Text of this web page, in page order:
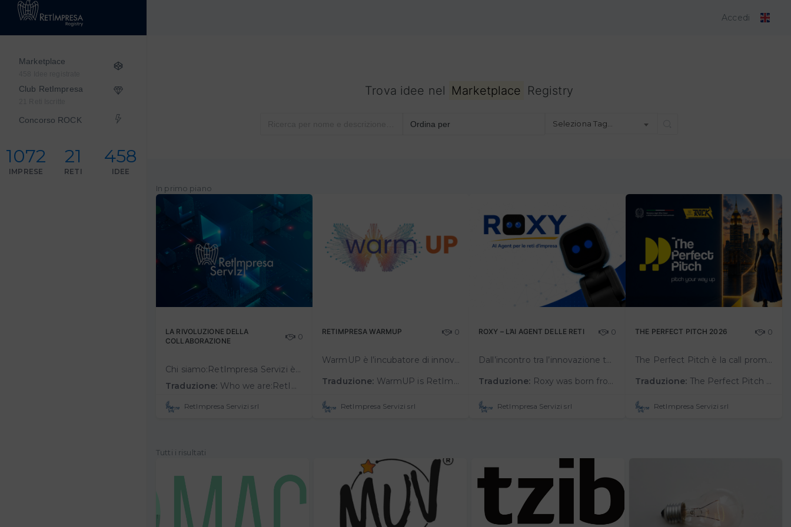
Marketplace
Club RetImpresa
Concorso ROCK
1072
IMPRESE
21
RETI
458
IDEE
Accedi
Trova idee nel Marketplace Registry
Seleziona Tag…
In primo piano
LA RIVOLUZIONE DELLA
COLLABORAZIONE
0
Chi siamo:RetImpresa Servizi è la società di RetImpresa - l’Agenzia di Confindustria per le aggregazioni e le reti di imprese, leader di mercato nei servizi di formazione e consulenza per la creazione di network imprenditoriali.&nb…
Traduzione: Who we are:RetImpresa Servizi is the company of RetImpresa - the Confindustria Agency for Business Combinations and Networks, a market leader in training and consulting services for entrepreneurial networking .Founded in 2011 with the …
RetImpresa Servizi srl
RETIMPRESA WARMUP 0
WarmUP è l’incubatore di innovazione collaborativa di RetImpresa, per accompagnare startup e PMI innovative con soluzioni tecnologiche concrete verso opportunità di sviluppo e accesso al mercato. Il percorso si basa sul metodo…
Traduzione: WarmUP is RetImpresa’s collaborative innovation incubator, designed to support startups and innovative SMEs with concrete technological solutions in pursuing growth opportunities and gaining market access. The program is based on th…
RetImpresa Servizi srl
ROXY – L’AI AGENT DELLE RETI 0
Dall’incontro tra l’innovazione tecnologica di Protom Group e il know-how di RetImpresa nell’ambito del concorso ROCK per l’open innovation, è nata Roxy, per dare una forma concreta all’intelligenza artificiale e racconta…
Traduzione: Roxy was born from the collaboration between Protom Group’s technological innovation and RetImpresa’s expertise within the ROCK open innovation competition, with the aim of giving concrete form to artificial intelligence and tellin…
RetImpresa Servizi srl
THE PERFECT PITCH 2026 0
The Perfect Pitch è la call promossa da RetImpresa, in collaborazione con il Ministero degli Affari Esteri e della Cooperazione Internazionale e con il supporto del Consolato Generale d’Italia a New York.L’iniziativa è finalizzat…
Traduzione: The Perfect Pitch is a call for proposals organized by RetImpresa, in collaboration with the Ministry of Foreign Affairs and International Cooperation, and with the support of the Consulate General of Italy in New York.The initiative…
RetImpresa Servizi srl
Tutti i risultati